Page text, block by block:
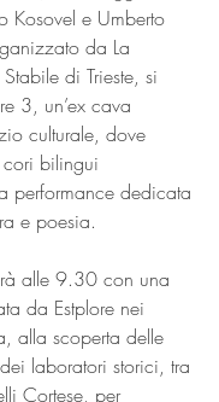
Kosovel e Umberto
da La
di Trieste, si
3, un’ex cava
culturale, dove
bilingui
performance dedicata
e poesia.
alle 9.30 con una
da Estplore nei
alla scoperta delle
laboratori storici, tra
Cortese, per